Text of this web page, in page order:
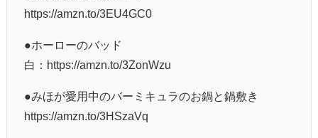
https://amzn.to/3EU4GC0
●ホーローのバッド
白：https://amzn.to/3ZonWzu
●みほが愛用中のバーミキュラのお鍋と鍋敷き
https://amzn.to/3HSzaVq